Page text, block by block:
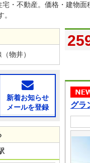
・不動産。価格・建物
グラ
物井）
新着お知らせ
メールを登録